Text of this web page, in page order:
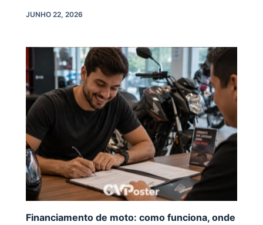
JUNHO 22, 2026
Financiamento de moto: como funciona, onde